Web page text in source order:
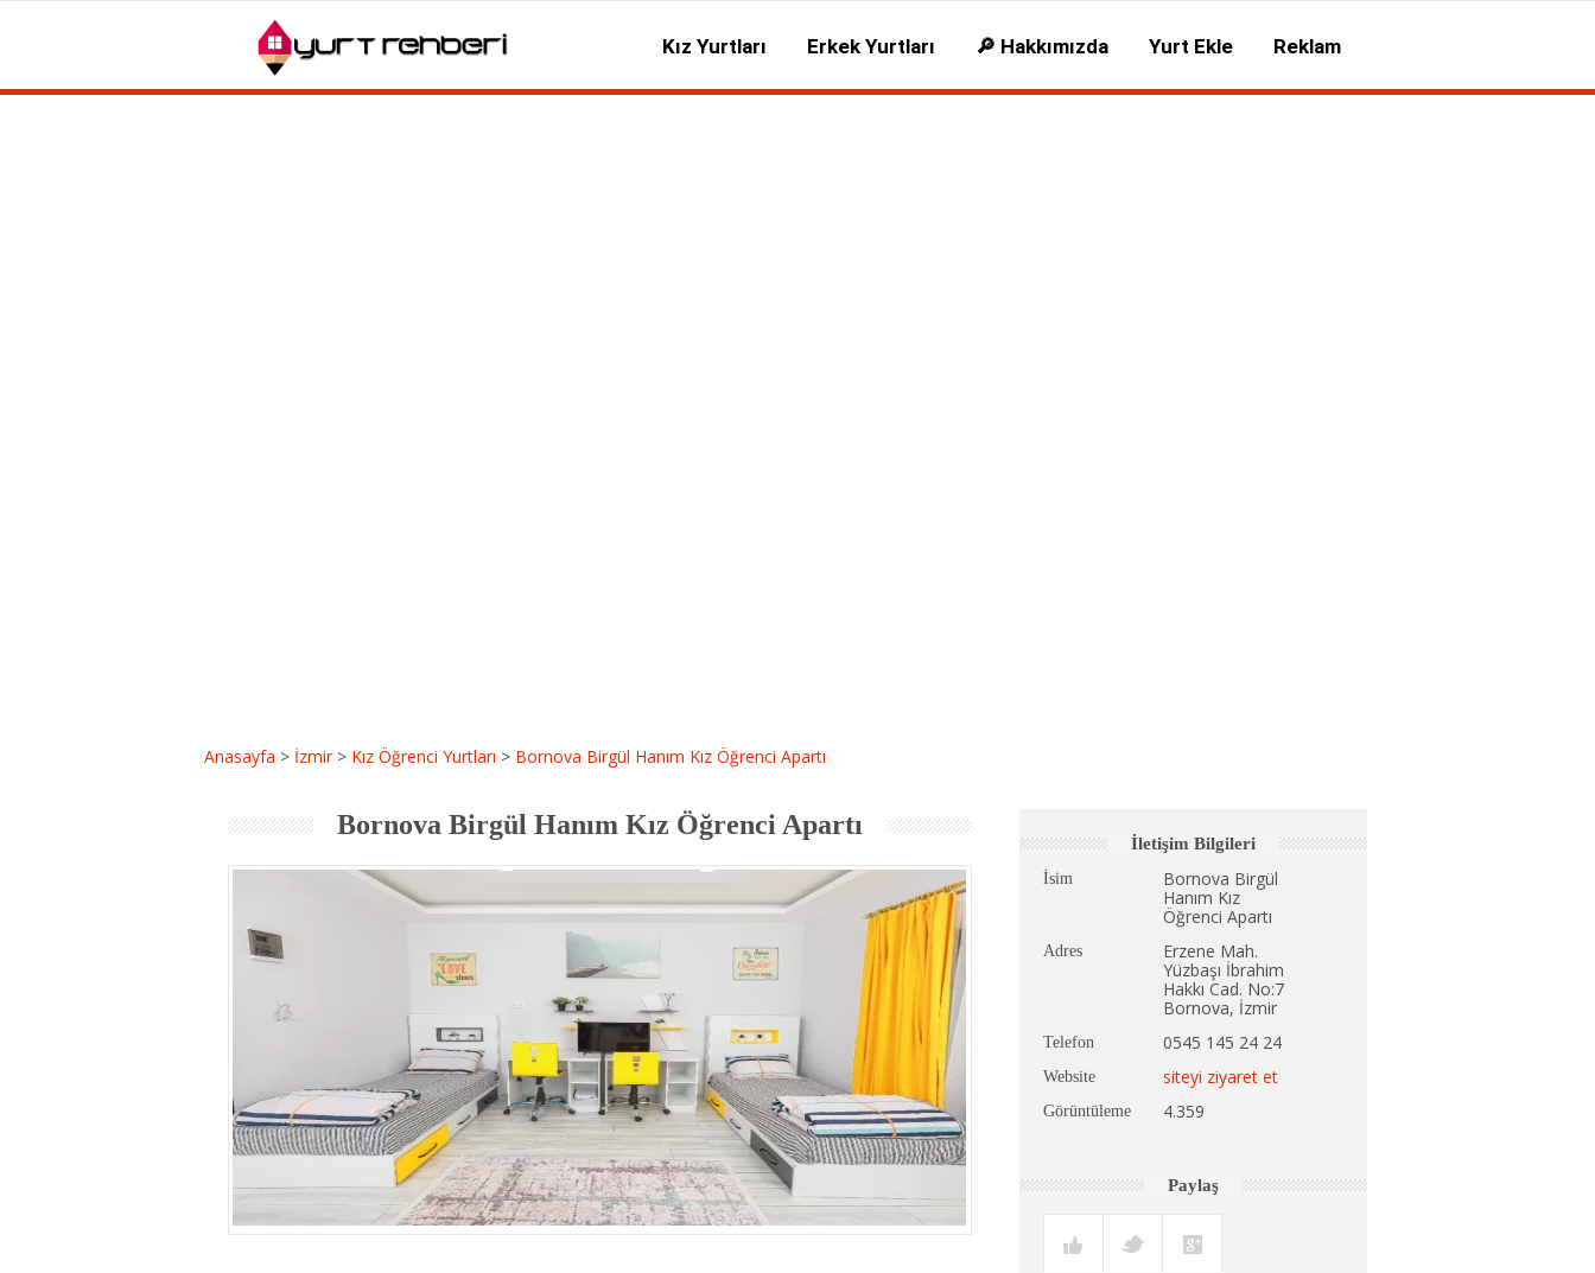
Kız Yurtları Erkek Yurtları 🔎 Hakkımızda Yurt Ekle Reklam
Anasayfa > İzmir> Kız Öğrenci Yurtları > Bornova Birgül Hanım Kız Öğrenci Apartı
Bornova Birgül Hanım Kız Öğrenci Apartı
İletişim Bilgileri
İsim
Bornova Birgül
Hanım Kız
Öğrenci Apartı
Adres
Erzene Mah.
Yüzbaşı İbrahim
Hakkı Cad. No:7
Bornova, İzmir
Telefon 0545 145 24 24
Website siteyi ziyaret et
Görüntüleme 4.359
Paylaş